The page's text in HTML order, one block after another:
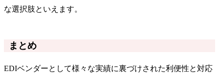
な選択肢といえます。
まとめ
​​EDIベンダーとして様々な実績に裏づけされた利便性と対応